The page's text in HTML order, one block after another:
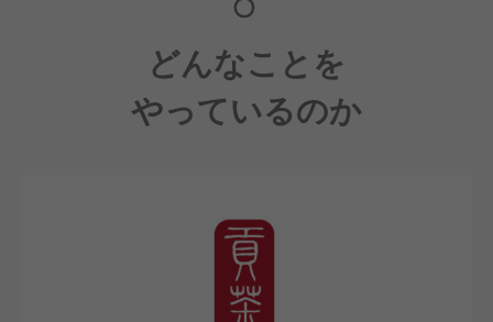
どんなことを
やっているのか